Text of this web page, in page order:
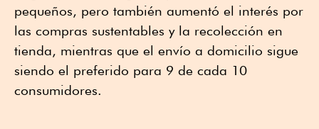
pequeños, pero también aumentó el interés por
las compras sustentables y la recolección en
tienda, mientras que el envío a domicilio sigue
siendo el preferido para 9 de cada 10
consumidores.